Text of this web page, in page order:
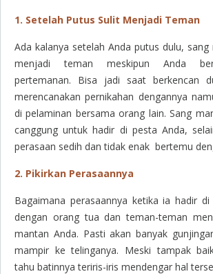
1. Setelah Putus Sulit Menjadi Teman
Ada kalanya setelah Anda putus dulu,
menjadi teman meskipun Anda
pertemanan. Bisa jadi saat berkencan
merencanakan pernikahan dengannya
di pelaminan bersama orang lain. Sang
canggung untuk hadir di pesta Anda,
perasaan sedih dan tidak enak bertemu
2. Pikirkan Perasaannya
Bagaimana perasaannya ketika ia hadir
dengan orang tua dan teman-teman
mantan Anda. Pasti akan banyak
mampir ke telinganya. Meski tampak
tahu batinnya teriris-iris mendengar hal